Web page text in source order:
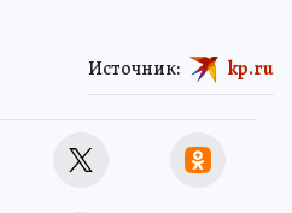
Источник: kp.ru